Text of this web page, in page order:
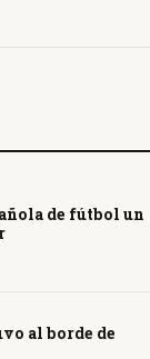
de fútbol un
al borde de